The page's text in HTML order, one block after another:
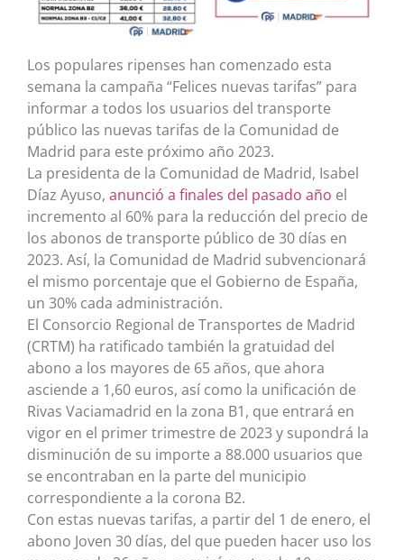
Los populares ripenses han comenzado esta
semana la campaña “Felices nuevas tarifas” para
informar a todos los usuarios del transporte
público las nuevas tarifas de la Comunidad de
Madrid para este próximo año 2023.
La presidenta de la Comunidad de Madrid, Isabel
Díaz Ayuso, anunció a finales del pasado año el
incremento al 60% para la reducción del precio de
los abonos de transporte público de 30 días en
2023. Así, la Comunidad de Madrid subvencionará
el mismo porcentaje que el Gobierno de España,
un 30% cada administración.
El Consorcio Regional de Transportes de Madrid
(CRTM) ha ratificado también la gratuidad del
abono a los mayores de 65 años, que ahora
asciende a 1,60 euros, así como la unificación de
Rivas Vaciamadrid en la zona B1, que entrará en
vigor en el primer trimestre de 2023 y supondrá la
disminución de su importe a 88.000 usuarios que
se encontraban en la parte del municipio
correspondiente a la corona B2.
Con estas nuevas tarifas, a partir del 1 de enero, el
abono Joven 30 días, del que pueden hacer uso los